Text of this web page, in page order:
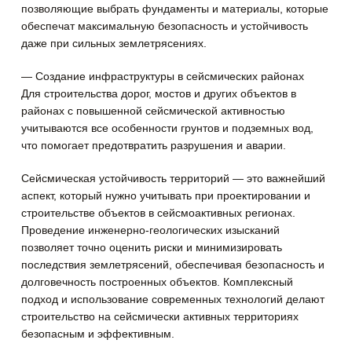
позволяющие выбрать фундаменты и материалы, которые
обеспечат максимальную безопасность и устойчивость
даже при сильных землетрясениях.
— Создание инфраструктуры в сейсмических районах
Для строительства дорог, мостов и других объектов в
районах с повышенной сейсмической активностью
учитываются все особенности грунтов и подземных вод,
что помогает предотвратить разрушения и аварии.
Сейсмическая устойчивость территорий — это важнейший
аспект, который нужно учитывать при проектировании и
строительстве объектов в сейсмоактивных регионах.
Проведение инженерно-геологических изысканий
позволяет точно оценить риски и минимизировать
последствия землетрясений, обеспечивая безопасность и
долговечность построенных объектов. Комплексный
подход и использование современных технологий делают
строительство на сейсмически активных территориях
безопасным и эффективным.